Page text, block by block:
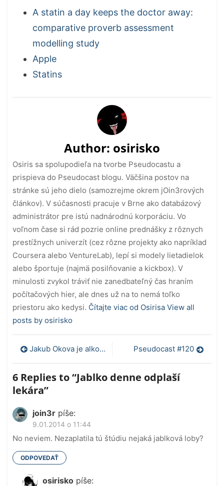
A statin a day keeps the doctor away:
comparative proverb assessment
modelling study
Apple
Statins
Author: osirisko
Osiris sa spolupodieľa na tvorbe Pseudocastu a
prispieva do Pseudocast blogu. Väčšina postov na
stránke sú jeho dielo (samozrejme okrem jOin3rových
článkov). V súčasnosti pracuje v Brne ako databázový
administrátor pre istú nadnárodnú korporáciu. Vo
voľnom čase si rád pozrie online prednášky z rôznych
prestížnych univerzít (cez rôzne projekty ako napríklad
Coursera alebo VentureLab), lepí si modely lietadielok
alebo športuje (najmä posilňovanie a kickbox). V
minulosti zvykol tráviť nie zanedbateľný čas hraním
počítačových hier, ale dnes už na to nemá toľko
priestoru ako kedysi. Čítajte viac od Osirisa View all
posts by osirisko
Navigácia
v
článku
Jakub Okova je alkoholik! Pseudocast #120
6 Replies to “Jablko denne odplaší
lekára”
join3r píše:
9.01.2014 o 11:44
No neviem. Nezaplatila tú štúdiu nejaká jablková loby?
ODPOVEDAŤ
osirisko píše: